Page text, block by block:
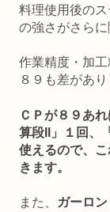
料理使用後の
の強さがさらに
作業精度・加
８９も差があり
ＣＰが８９あ
算段II」１回、
使えるので、
きます。
また、
ガーロ